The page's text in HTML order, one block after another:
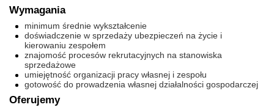
Wymagania
minimum średnie wykształcenie
doświadczenie w sprzedaży ubezpieczeń na życie i
kierowaniu zespołem
znajomość procesów rekrutacyjnych na stanowiska
sprzedażowe
umiejętność organizacji pracy własnej i zespołu
gotowość do prowadzenia własnej działalności gospodarczej
Oferujemy